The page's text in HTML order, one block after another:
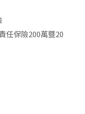
任保險200萬暨20